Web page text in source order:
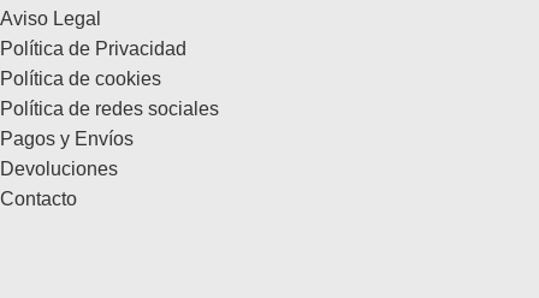
Aviso Legal
Política de Privacidad
Política de cookies
Política de redes sociales
Pagos y Envíos
Devoluciones
Contacto